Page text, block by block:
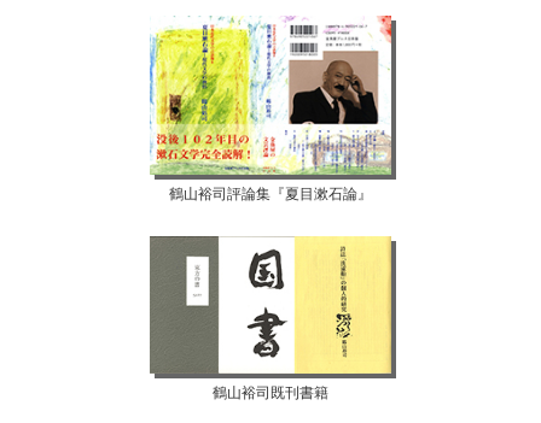
鶴山裕司評論集『夏目漱石論』
鶴山裕司既刊書籍